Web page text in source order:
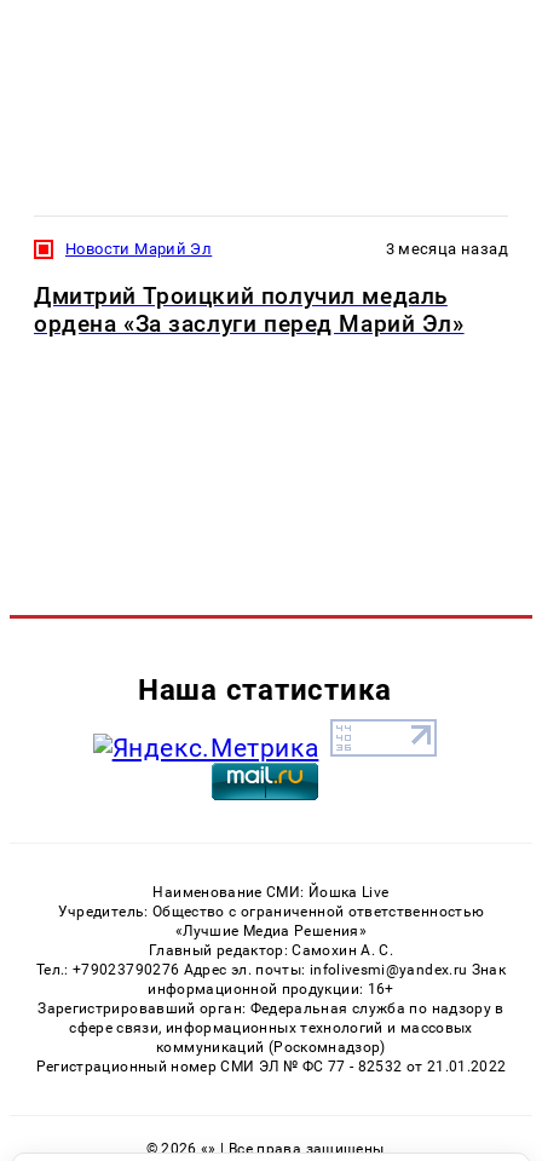
Новости Марий Эл 3 месяца назад
Дмитрий Троицкий получил медаль
ордена «За заслуги перед Марий Эл»
Наша статистика
Наименование СМИ: Йошка Live
Учредитель: Общество с ограниченной ответственностью
«Лучшие Медиа Решения»
Главный редактор: Самохин А. С.
Тел.: +79023790276 Адрес эл. почты: infolivesmi@yandex.ru Знак
информационной продукции: 16+
Зарегистрировавший орган: Федеральная служба по надзору в
сфере связи, информационных технологий и массовых
коммуникаций (Роскомнадзор)
Регистрационный номер СМИ ЭЛ № ФС 77 - 82532 от 21.01.2022
© 2026 «» | Все права защищены